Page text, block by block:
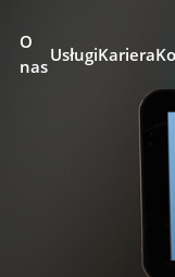
O
nas
UsługiKariera